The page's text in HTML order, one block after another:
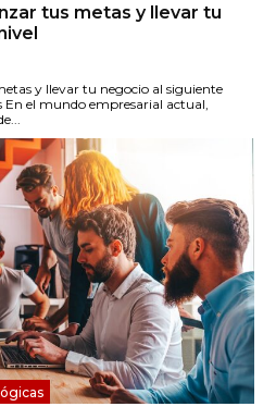
tus metas y llevar tu
y llevar tu negocio al siguiente
el mundo empresarial actual,